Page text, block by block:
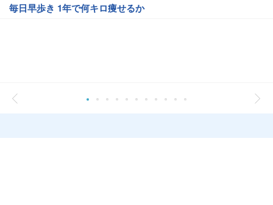
毎日早歩き 1年で何キロ痩せるか